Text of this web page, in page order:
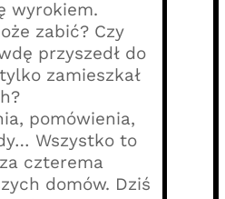
wyrokiem.
zabić? Czy
przyszedł do
zamieszkał
pomówienia,
Wszystko to
czterema
domów. Dziś